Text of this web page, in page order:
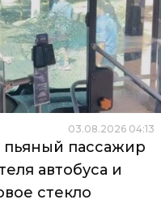
03.08.2026 04:13
пассажир
автобуса и
стекло